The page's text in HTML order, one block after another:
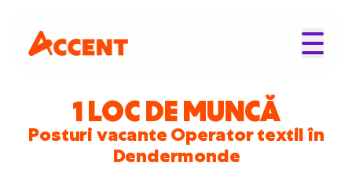
1 LOC DE MUNCĂ
Posturi vacante Operator textil în
Dendermonde